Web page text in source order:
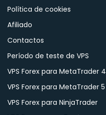
Política de cookies
Afiliado
Contactos
Período de teste de VPS
VPS Forex para MetaTrader 4
VPS Forex para MetaTrader 5
VPS Forex para NinjaTrader